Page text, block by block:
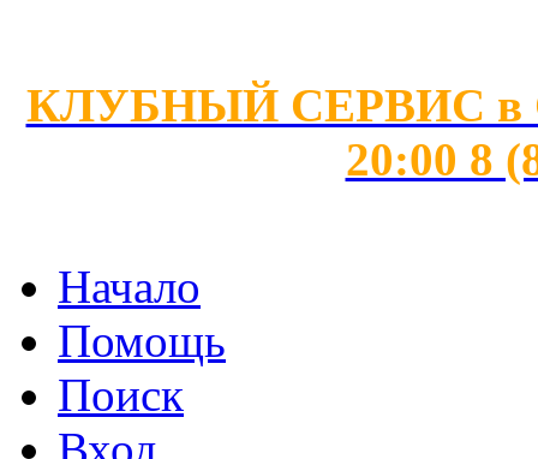
КЛУБНЫЙ СЕРВИС в
20:00 8
Начало
Помощь
Поиск